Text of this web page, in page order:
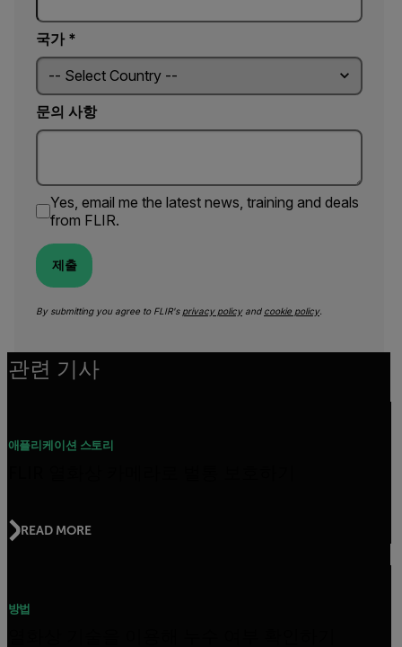
국가 *
문의 사항
Yes, email me the latest news, training and deals
from FLIR.
제출
By submitting you agree to FLIR's privacy policyand cookie policy.
관련 기사
애플리케이션 스토리
READ MORE
방법